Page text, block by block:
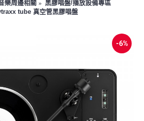
樂周邊相關
黑膠唱盤/播放設備專區
tube 真空管黑膠唱盤
-6%